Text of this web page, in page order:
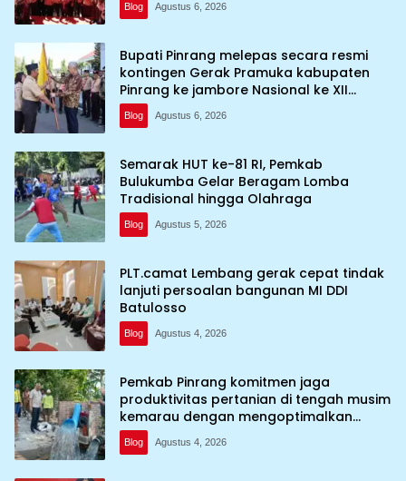
Blog Agustus 6, 2026
Bupati Pinrang melepas secara resmi
kontingen Gerak Pramuka kabupaten
Pinrang ke jambore Nasional ke XII
kebumi perkemahan Cibubur
Blog Agustus 6, 2026
Semarak HUT ke-81 RI, Pemkab
Bulukumba Gelar Beragam Lomba
Tradisional hingga Olahraga
Blog Agustus 5, 2026
PLT.camat Lembang gerak cepat tindak
lanjuti persoalan bangunan MI DDI
Batulosso
Blog Agustus 4, 2026
Pemkab Pinrang komitmen jaga
produktivitas pertanian di tengah musim
kemarau dengan mengoptimalkan
program Irigasi perpompaan (Irpom)
Blog Agustus 4, 2026